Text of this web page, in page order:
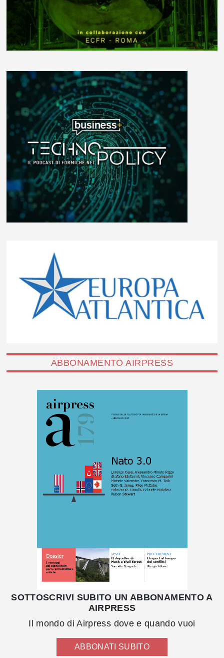
ABBONAMENTO AIRPRESS
SOTTOSCRIVI SUBITO UN ABBONAMENTO A
AIRPRESS
Il mondo di Airpress dove e quando vuoi
ABBONATI SUBITO